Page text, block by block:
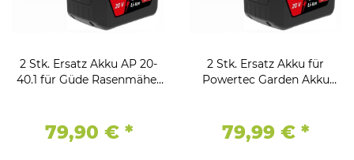
2 Stk. Ersatz Akku AP 20-
40.1 für Güde Rasenmäher
79,90 € *
2 Stk. Ersatz Akku für
Powertec Garden Akku
79,99 € *